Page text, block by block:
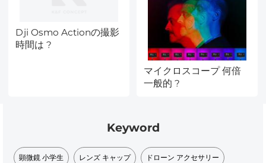
Dji Osmo Actionの撮影
時間は ?
マイクロスコープ 何倍
一般的 ?
Keyword
顕微鏡 小学生​ レンズ キャップ ドローン アクセサリー